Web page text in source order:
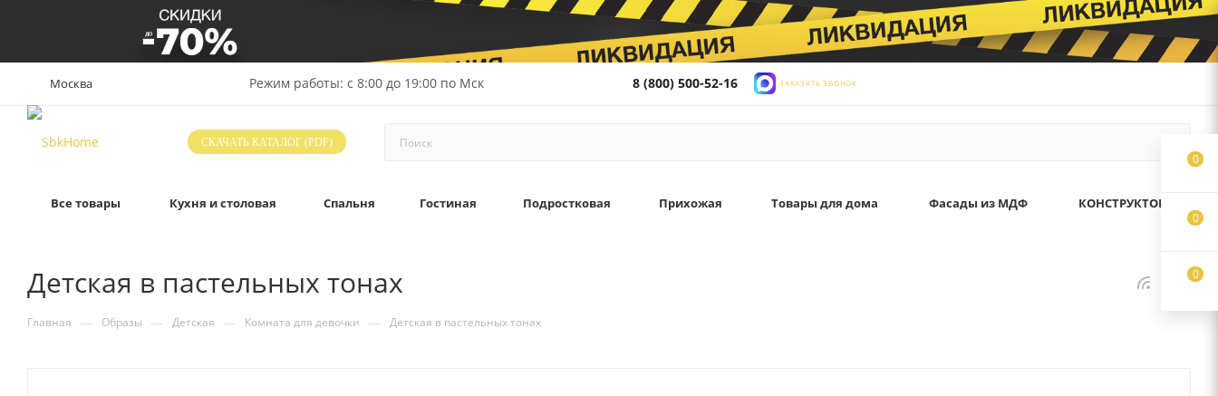
Москва Режим работы: с 8:00 до 19:00 по Мск 8 (800) 500-52-16 ЗАКАЗАТЬ ЗВОНОК
СКАЧАТЬ КАТАЛОГ (PDF)
Все товары Кухня и столовая Спальня Гостиная Подростковая Прихожая Товары для дома Фасады из МДФ КОНСТРУКТОР
Детская в пастельных тонах
Главная — Образы — Детская — Комната для девочки — Детская в пастельных тонах
0
0
0